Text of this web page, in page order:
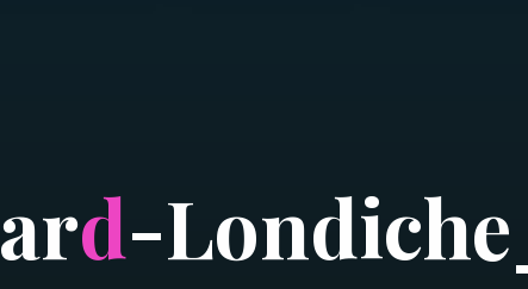
ard-Londiche